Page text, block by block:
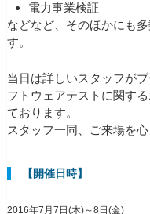
電力事業検証
などなど、そのほかにも
す。
当日は詳しいスタッフが
フトウェアテストに関す
ております。
スタッフ一同、ご来場を
【開催日時】
2016年7月7日(木)～8日(金)